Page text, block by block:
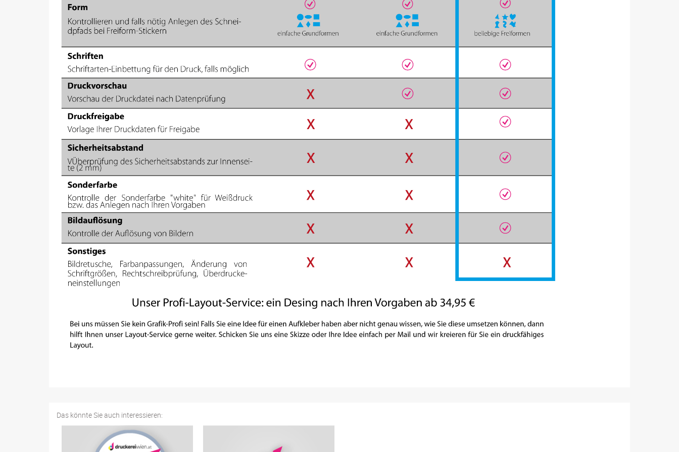
Das könnte Sie auch interessieren: